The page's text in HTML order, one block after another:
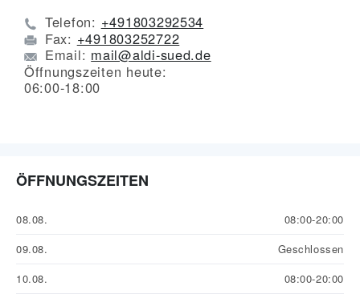
Telefon: +491803292534
Fax: +491803252722
Email: mail@aldi-sued.de
Öffnungszeiten heute:
06:00-18:00
ÖFFNUNGSZEITEN
08.08.
08:00-20:00
09.08.
Geschlossen
10.08.
08:00-20:00